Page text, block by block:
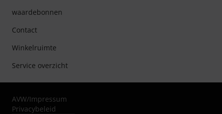
waardebonnen
Contact
Winkelruimte
Service overzicht
AVW/Impressum
Privacybeleid